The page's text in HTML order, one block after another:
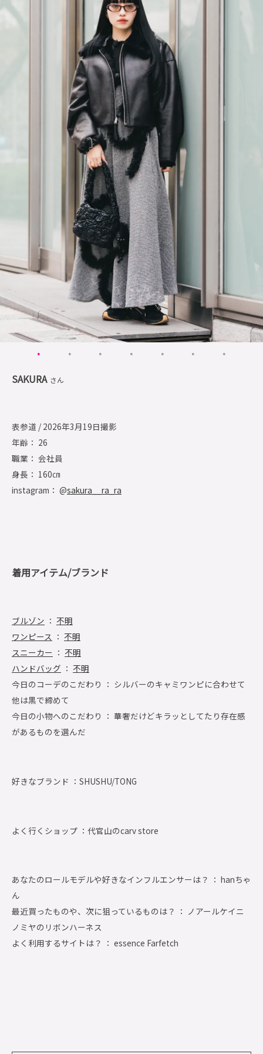
SAKURA さん
表参道 / 2026年3月19日撮影
年齢： 26
職業： 会社員
身長： 160㎝
instagram： @sakura__ra_ra
着用アイテム/ブランド
ブルゾン ： 不明
ワンピース ： 不明
スニーカー ： 不明
ハンドバッグ ： 不明
今日のコーデのこだわり ： シルバーのキャミワンピに合わせて
他は黒で締めて
今日の小物へのこだわり ： 華奢だけどキラッとしてたり存在感
があるものを選んだ
好きなブランド ： SHUSHU/TONG
よく行くショップ ： 代官山のcarv store
あなたのロールモデルや好きなインフルエンサーは？ ： hanちゃ
ん
最近買ったものや、次に狙っているものは？ ： ノアールケイニ
ノミヤのリボンハーネス
よく利用するサイトは？ ： essence Farfetch